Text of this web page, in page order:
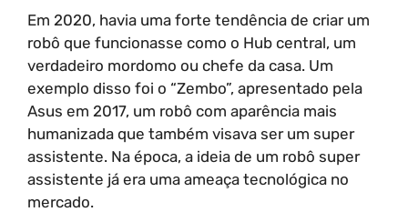
Em 2020, havia uma forte tendência de criar um
robô que funcionasse como o Hub central, um
verdadeiro mordomo ou chefe da casa. Um
exemplo disso foi o “Zembo”, apresentado pela
Asus em 2017, um robô com aparência mais
humanizada que também visava ser um super
assistente. Na época, a ideia de um robô super
assistente já era uma ameaça tecnológica no
mercado.